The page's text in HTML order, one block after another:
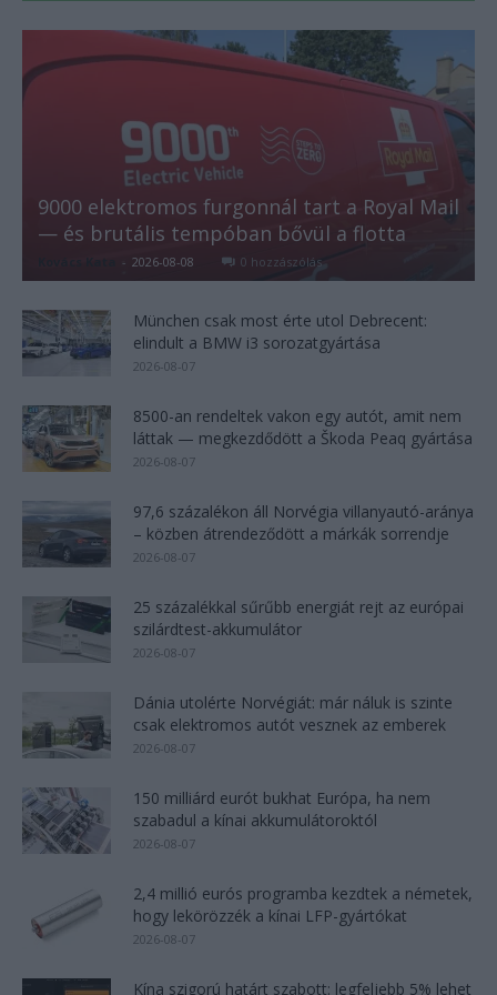
9000 elektromos furgonnál tart a Royal Mail
— és brutális tempóban bővül a flotta
- 2026-08-08 0 hozzászólás
München csak most érte utol Debrecent:
elindult a BMW i3 sorozatgyártása
2026-08-07
8500-an rendeltek vakon egy autót, amit nem
láttak — megkezdődött a Škoda Peaq gyártása
2026-08-07
97,6 százalékon áll Norvégia villanyautó-aránya
– közben átrendeződött a márkák sorrendje
2026-08-07
25 százalékkal sűrűbb energiát rejt az európai
szilárdtest-akkumulátor
2026-08-07
Dánia utolérte Norvégiát: már náluk is szinte
csak elektromos autót vesznek az emberek
2026-08-07
150 milliárd eurót bukhat Európa, ha nem
szabadul a kínai akkumulátoroktól
2026-08-07
2,4 millió eurós programba kezdtek a németek,
hogy lekörözzék a kínai LFP-gyártókat
2026-08-07
Kína szigorú határt szabott: legfeljebb 5% lehet